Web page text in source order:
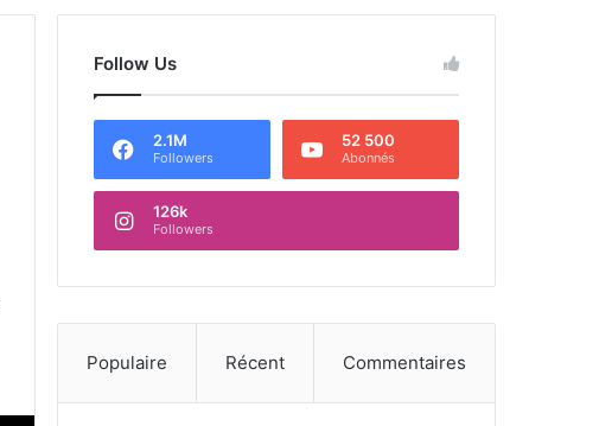
Follow Us
2.1M
Followers
52 500
Abonnés
126k
Followers
Populaire Récent Commentaires